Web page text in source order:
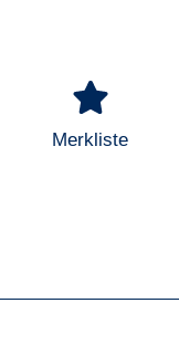
Merkliste